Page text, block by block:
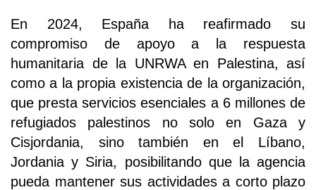
En 2024, España ha reafirmado su
compromiso de apoyo a la respuesta
humanitaria de la UNRWA en Palestina, así
como a la propia existencia de la organización,
que presta servicios esenciales a 6 millones de
refugiados palestinos no solo en Gaza y
Cisjordania, sino también en el Líbano,
Jordania y Siria, posibilitando que la agencia
pueda mantener sus actividades a corto plazo